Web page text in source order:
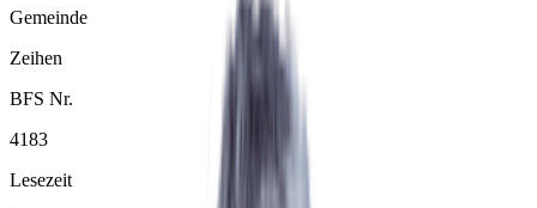
Gemeinde
Zeihen
BFS Nr.
4183
Lesezeit